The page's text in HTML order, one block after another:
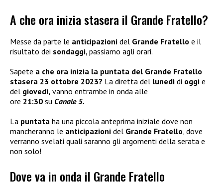
A che ora inizia stasera il Grande Fratello?
Messe da parte le anticipazioni del Grande Fratello e il
risultato dei sondaggi, passiamo agli orari.
Sapete a che ora inizia la puntata del Grande Fratello
stasera 23 ottobre 2023? La diretta del lunedì di oggi e
del giovedì, vanno entrambe in onda alle
ore 21:30 su Canale 5.
La puntata ha una piccola anteprima iniziale dove non
mancheranno le anticipazioni del Grande Fratello , dove
verranno svelati quali saranno gli argomenti della serata e
non solo!
Dove va in onda il Grande Fratello